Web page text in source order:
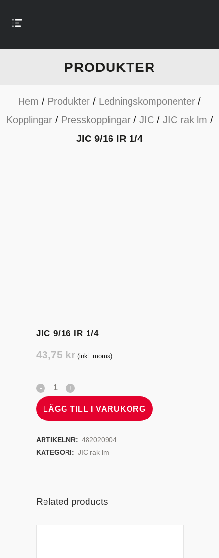
PRODUKTER
Hem / Produkter / Ledningskomponenter /
Kopplingar/ Presskopplingar/ JIC/ JIC rak lm /
JIC 9/16 IR 1/4
JIC 9/16 IR 1/4
43,75 kr (inkl. moms)
LÄGG TILL I VARUKORG
ARTIKELNR: 482020904
KATEGORI: JIC rak lm
Related products